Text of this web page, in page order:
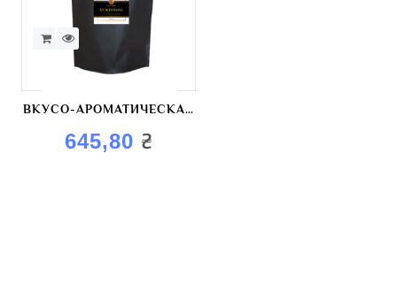
ВКУСО-АРОМАТИЧЕСКАЯ
СМЕСЬ «БУЖЕНИНА»
645,80 ₴